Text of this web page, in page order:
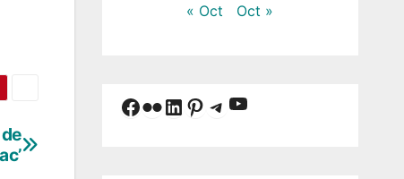
« Oct Oct »
Facebook
Flickr
LinkedIn
Pinterest
Telegram
YouTube